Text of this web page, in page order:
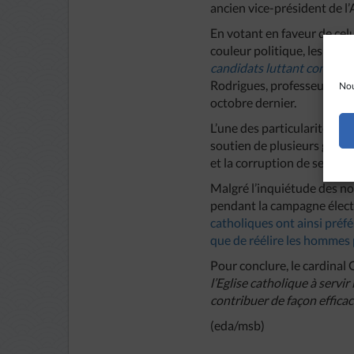
ancien vice-président de
En votant en faveur de
couleur politique, les
candidats luttant contre
Rodrigues, professeur
octobre dernier.
L’une des particularités
soutien de plusieurs
et la corruption de ses
Malgré l’inquiétude des
pendant la campagne
catholiques ont ainsi
que de réélire les
Pour conclure, le cardinal
l’Eglise catholique à
contribuer de façon
(eda/msb)